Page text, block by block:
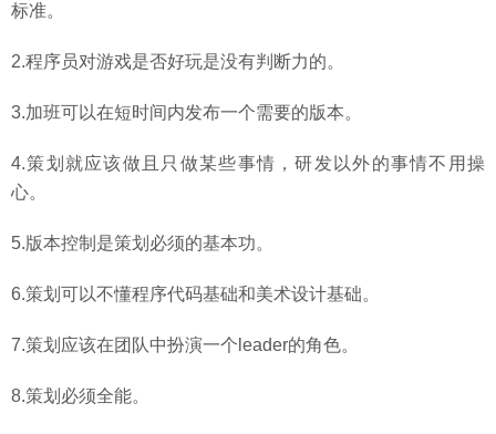
标准。
2.程序员对游戏是否好玩是没有判断力的。
3.加班可以在短时间内发布一个需要的版本。
4.策划就应该做且只做某些事情，研发以外的事情不用操
心。
5.版本控制是策划必须的基本功。
6.策划可以不懂程序代码基础和美术设计基础。
7.策划应该在团队中扮演一个leader的角色。
8.策划必须全能。